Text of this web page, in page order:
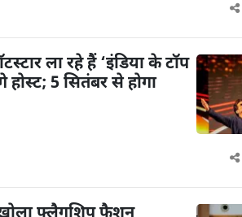
ला रहे हैं ‘इंडिया के टॉप
5 सितंबर से होगा